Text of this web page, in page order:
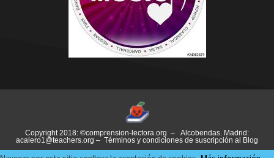
Copyright 2018: ©comprension-lectora.org – Alcobendas. Madrid:
acalero1@teachers.org – Términos y condiciones de suscripción al Blog